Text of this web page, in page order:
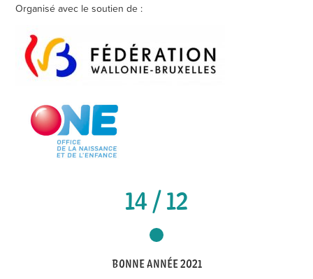
Organisé avec le soutien de :
14 / 12
BONNE ANNÉE 2021